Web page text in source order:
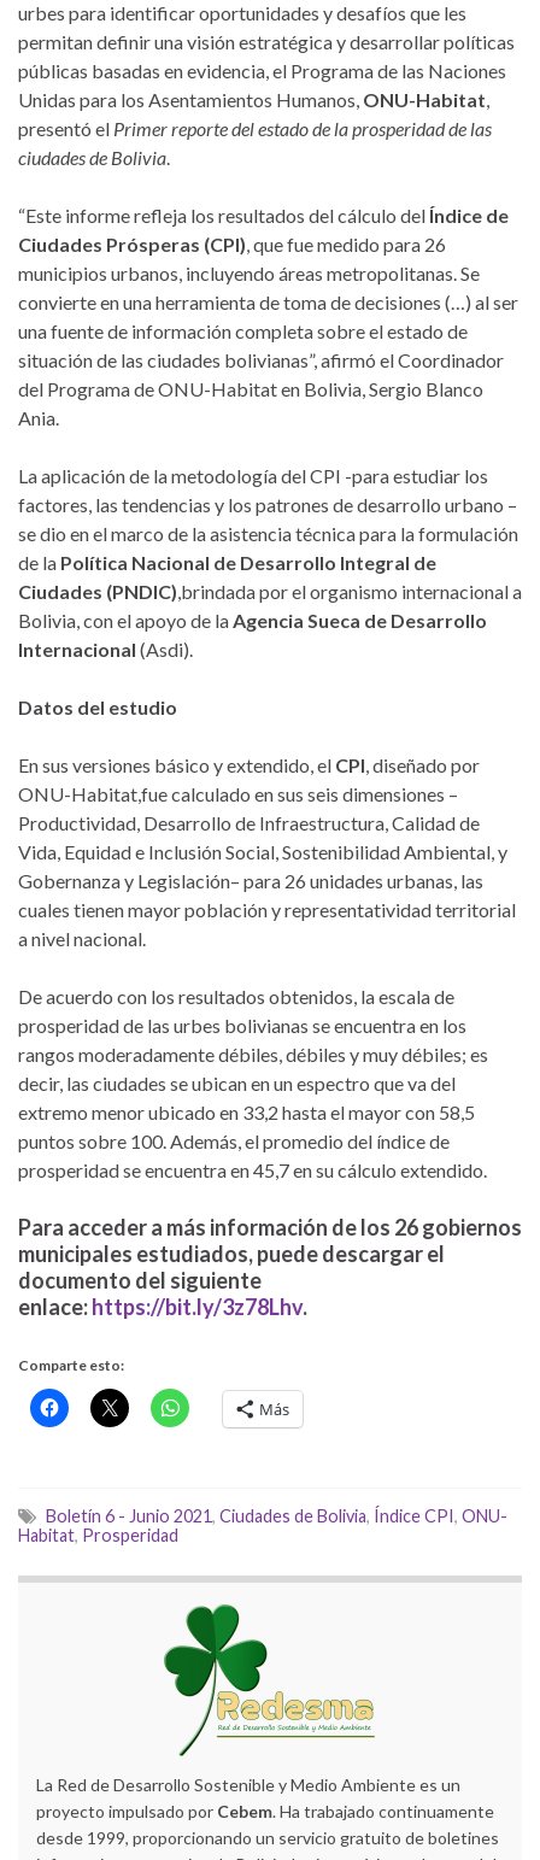
urbes para identificar oportunidades y desafíos que les
permitan definir una visión estratégica y desarrollar políticas
públicas basadas en evidencia, el Programa de las Naciones
Unidas para los Asentamientos Humanos, ONU-Habitat,
presentó el Primer reporte del estado de la prosperidad de las
ciudades de Bolivia.
“Este informe refleja los resultados del cálculo del Índice de
Ciudades Prósperas (CPI), que fue medido para 26
municipios urbanos, incluyendo áreas metropolitanas. Se
convierte en una herramienta de toma de decisiones (…) al ser
una fuente de información completa sobre el estado de
situación de las ciudades bolivianas”, afirmó el Coordinador
del Programa de ONU-Habitat en Bolivia, Sergio Blanco
Ania.
La aplicación de la metodología del CPI -para estudiar los
factores, las tendencias y los patrones de desarrollo urbano –
se dio en el marco de la asistencia técnica para la formulación
de la Política Nacional de Desarrollo Integral de
Ciudades (PNDIC),brindada por el organismo internacional a
Bolivia, con el apoyo de laAgencia Sueca de Desarrollo
Internacional (Asdi).
Datos del estudio
En sus versiones básico y extendido, el CPI, diseñado por
ONU-Habitat,fue calculado en sus seis dimensiones –
Productividad, Desarrollo de Infraestructura, Calidad de
Vida, Equidad e Inclusión Social, Sostenibilidad Ambiental, y
Gobernanza y Legislación– para 26 unidades urbanas, las
cuales tienen mayor población y representatividad territorial
a nivel nacional.
De acuerdo con los resultados obtenidos, la escala de
prosperidad de las urbes bolivianas se encuentra en los
rangos moderadamente débiles, débiles y muy débiles; es
decir, las ciudades se ubican en un espectro que va del
extremo menor ubicado en 33,2 hasta el mayor con 58,5
puntos sobre 100. Además, el promedio del índice de
prosperidad se encuentra en 45,7 en su cálculo extendido.
Para acceder a más información de los 26 gobiernos
municipales estudiados, puede descargar el
documento del siguiente
enlace:https://bit.ly/3z78Lhv.
Comparte esto:
Más
Boletín 6 - Junio 2021, Ciudades de Bolivia, Índice CPI, ONU-
Habitat, Prosperidad
La Red de Desarrollo Sostenible y Medio Ambiente es un
proyecto impulsado por Cebem. Ha trabajado continuamente
desde 1999, proporcionando un servicio gratuito de boletines